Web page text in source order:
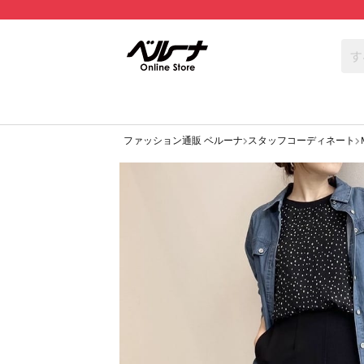
ファッション通販 ベルーナ スタッフコーディネート